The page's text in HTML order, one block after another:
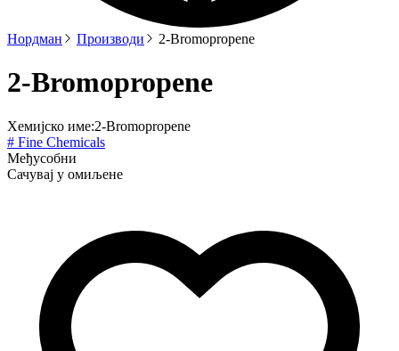
Нордман Производи 2-Bromopropene
2-Bromopropene
Хемијско име:2-Bromopropene
# Fine Chemicals
Међусобни
Сачувај у омиљене